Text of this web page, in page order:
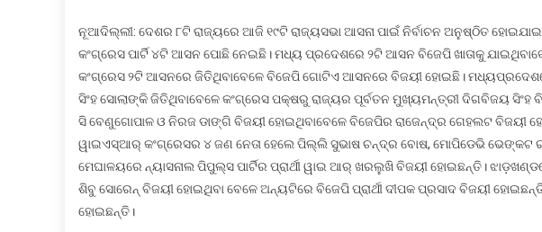
ମଧ୍ୟ‌ପ୍ରଦେଶରୁ
ବିଜୟୀ
ନୂଆଦିଲ୍ଲୀ: ଦେଶର ୮ଟି ରାଜ୍ୟରେ ଆଜି ୧୯ଟି ରାଜ୍ୟସଭା ଆସନା ପାଇଁ ନିର୍ବାଚନ ‌ଅନୁଷ୍ଠିତ
କଂଗ୍ରେସ ପାର୍ଟି ୪ଟି ଆସନ ପୋଛି ନେଇଛି। ମଧ୍ୟ ପ୍ରଦେଶରେ ୨ଟି ଆସନ ବିଜେପି ଖାତାକୁ
କଂଗ୍ରେସ ୨ଟି ଆସନରେ ଜିତିଥିବାବେଳେ ବିଜେପି ଗୋଟିଏ ଆସନରେ ବିଜୟୀ ହୋଇଛି।
ସିଂହ ସୋଲାଙ୍କି ଜିତିଥିବାବେଳେ କଂଗ୍ରେସ ପକ୍ଷରୁ ରାଜ୍ୟର ପୂର୍ବତନ ମୁଖ୍ୟମନ୍ତ୍ରୀ ଦିଗବିଜୟ ସିଂହ
ସି ବେଣୁଗୋପାଳ ଓ ନିରଜ ଡାଙ୍ଗି ବିଜୟୀ ହୋଇଥିବାବେଳେ ବିଜେପିର ରାଜେନ୍ଦ୍ର ଗେହଲଟ ବିଜୟୀ
ୱାଇଏସ୍ଆର୍ କଂଗ୍ରେସର ୪ ଜଣ ନେତା ହେଲେ ପିଲ୍ଲି ସୁଭାଷ ଚନ୍ଦ୍ର ବୋଷ, ମୋପିଡେଭି ଭେଙ୍କଟ
ମେଘାଳୟରେ ନ୍ୟାସନାଲ ପିପୁଲ୍ସ ପାର୍ଟିର ପ୍ରାର୍ଥୀ ୱାଇ ଆର୍ ଖରଲୁଖି ବିଜୟୀ ହୋଇଛନ୍ତି।
ଶିବୁ ସୋରେନ୍ ବିଜୟୀ ହୋଇଥିବା ବେଳେ ଅନ୍ୟଟିରେ ବିଜେପି ପ୍ରାର୍ଥୀ ଦୀପକ ପ୍ରସାଦ ବିଜୟୀ
ହୋଇଛନ୍ତି।